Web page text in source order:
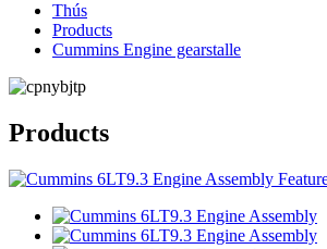
Thús
Products
Cummins Engine gearstalle
Products